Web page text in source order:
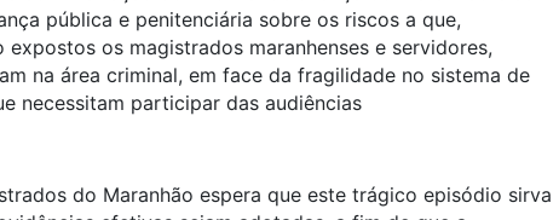
pública e penitenciária sobre os riscos a que,
expostos os magistrados maranhenses e servidores,
na área criminal, em face da fragilidade no sistema de
necessitam participar das audiências
do Maranhão espera que este trágico episódio sirva